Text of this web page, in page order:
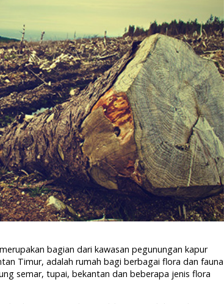
bagian dari kawasan pegunungan kapur
Timur, adalah rumah bagi berbagai flora dan fauna
semar, tupai, bekantan dan beberapa jenis flora